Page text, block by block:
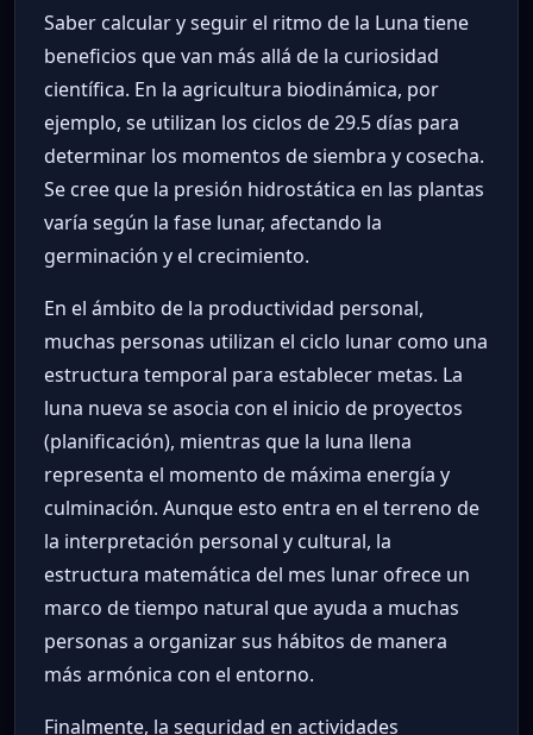
Saber calcular y seguir el ritmo de la Luna tiene
beneficios que van más allá de la curiosidad
científica. En la agricultura biodinámica, por
ejemplo, se utilizan los ciclos de 29.5 días para
determinar los momentos de siembra y cosecha.
Se cree que la presión hidrostática en las plantas
varía según la fase lunar, afectando la
germinación y el crecimiento.
En el ámbito de la productividad personal,
muchas personas utilizan el ciclo lunar como una
estructura temporal para establecer metas. La
luna nueva se asocia con el inicio de proyectos
(planificación), mientras que la luna llena
representa el momento de máxima energía y
culminación. Aunque esto entra en el terreno de
la interpretación personal y cultural, la
estructura matemática del mes lunar ofrece un
marco de tiempo natural que ayuda a muchas
personas a organizar sus hábitos de manera
más armónica con el entorno.
Finalmente, la seguridad en actividades